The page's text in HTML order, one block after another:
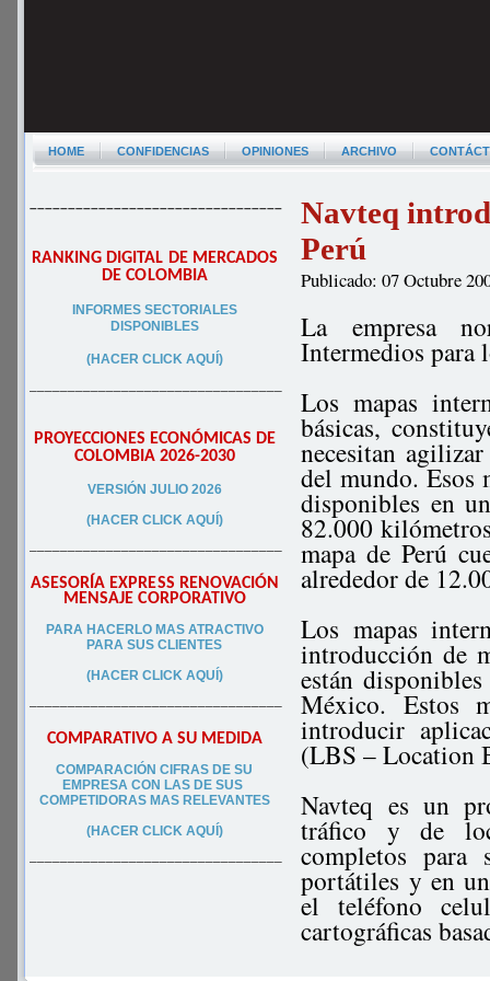
HOME CONFIDENCIAS OPINIONES ARCHIVO
–––––––––––––––––––––––––––––––––
RANKING DIGITAL DE MERCADOS
DE COLOMBIA
INFORMES SECTORIALES
DISPONIBLES
(HACER CLICK AQUÍ)
–––––––––––––––––––––––––––––––––
PROYECCIONES ECONÓMICAS DE
COLOMBIA 2026-2030
VERSIÓN JULIO 2026
(HACER CLICK AQUÍ)
–––––––––––––––––––––––––––––––––
ASESORÍA EXPRESS RENOVACIÓN
MENSAJE CORPORATIVO
PARA HACERLO MAS ATRACTIVO
PARA SUS CLIENTES
(HACER CLICK AQUÍ)
–––––––––––––––––––––––––––––––––
COMPARATIVO A SU MEDIDA
COMPARACIÓN CIFRAS DE SU
EMPRESA CON LAS DE SUS
COMPETIDORAS MAS RELEVANTES
(HACER CLICK AQUÍ)
–––––––––––––––––––––––––––––––––
Navteq
Perú
Publicado: 07 Octubre
La empresa
Intermedios para
Los mapas
básicas,
necesitan
del mundo. Esos
disponibles en
82.000
mapa de Perú
alrededor de
Los mapas
introducción de
están
México. Estos
introducir
(LBS – Location
Navteq es un
tráfico y de
completos para
portátiles y en
el teléfono
cartográficas